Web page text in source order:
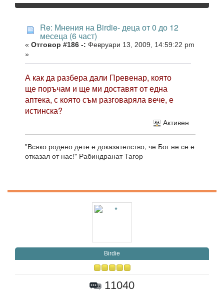
Re: Мнения на Birdie- деца от 0 до 12
месеца (6 част)
« Отговор #186 -: Февруари 13, 2009, 14:59:22 pm
»
А как да разбера дали Превенар, която
ще поръчам и ще ми доставят от една
аптека, с която съм разговаряла вече, е
истинска?
Активен
"Всяко родено дете е доказателство, че Бог не се е
отказал от нас!" Рабиндранат Тагор
Birdie
11040